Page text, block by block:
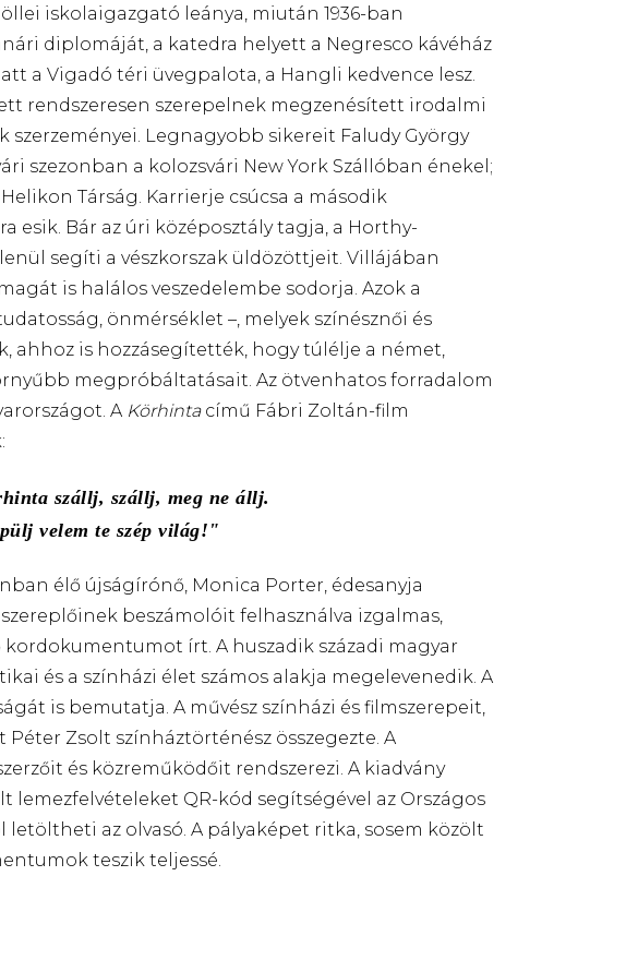
iskolaigazgató leánya, miután 1936-ban
diplomáját, a katedra helyett a Negresco kávéház
a Vigadó téri üvegpalota, a Hangli kedvence lesz.
rendszeresen szerepelnek megzenésített irodalmi
szerzeményei. Legnagyobb sikereit Faludy György
szezonban a kolozsvári New York Szállóban énekel;
Társág. Karrierje csúcsa a második
esik. Bár az úri középosztály tagja, a Horthy-
segíti a vészkorszak üldözöttjeit. Villájában
is halálos veszedelembe sodorja. Azok a
önmérséklet –, melyek színésznői és
ahhoz is hozzásegítették, hogy túlélje a német,
megpróbáltatásait. Az ötvenhatos forradalom
A Körhintacímű Fábri Zoltán-film
szállj, szállj, meg ne állj.
velem te szép világ!
élő újságírónő, Monica Porter, édesanyja
beszámolóit felhasználva izgalmas,
írt. A huszadik századi magyar
és a színházi élet számos alakja megelevenedik. A
is bemutatja. A művész színházi és filmszerepeit,
Zsolt színháztörténész összegezte. A
és közreműködőit rendszerezi. A kiadvány
lemezfelvételeket QR-kód segítségével az Országos
letöltheti az olvasó. A pályaképet ritka, sosem közölt
teszik teljessé.